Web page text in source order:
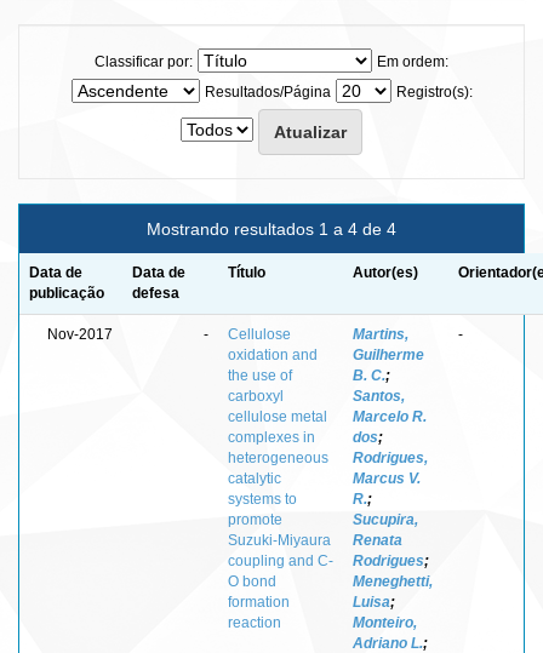
Classificar por:
Em ordem:
Resultados/Página
Registro(s):
Mostrando resultados 1 a 4 de 4
Data de
publicação
Data de
defesa
Título Autor(es)
Nov-2017 -
Cellulose
oxidation and
the use of
carboxyl
cellulose metal
complexes in
heterogeneous
catalytic
systems to
promote
Suzuki-Miyaura
coupling and C-
O bond
formation
reaction
Martins,
Guilherme
B. C.;
Santos,
Marcelo R.
dos;
Rodrigues,
Marcus V.
R.;
Sucupira,
Renata
Rodrigues;
Meneghetti,
Luisa;
Monteiro,
Adriano L.;
-